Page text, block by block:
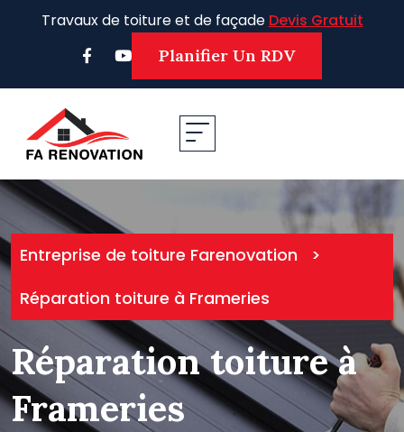
Travaux de toiture et de façade Devis Gratuit
Planifier Un RDV
Entreprise de toiture Farenovation
>
Réparation toiture à Frameries
Réparation toiture à
Frameries